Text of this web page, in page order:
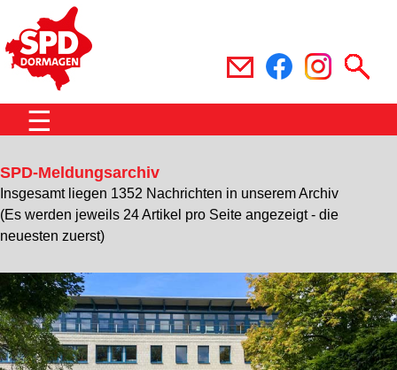
☰
SPD-Meldungsarchiv
Insgesamt liegen 1352 Nachrichten in unserem Archiv
(Es werden jeweils 24 Artikel pro Seite angezeigt - die
neuesten zuerst)